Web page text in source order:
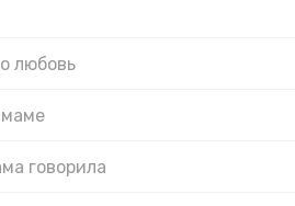
любовь
говорила